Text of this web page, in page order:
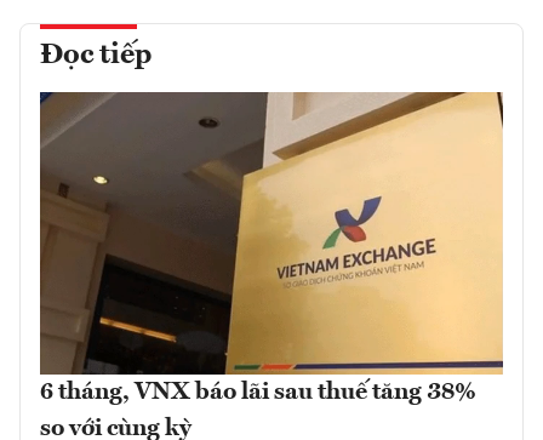
Đọc tiếp
6 tháng, VNX báo lãi sau thuế tăng 38%
so với cùng kỳ